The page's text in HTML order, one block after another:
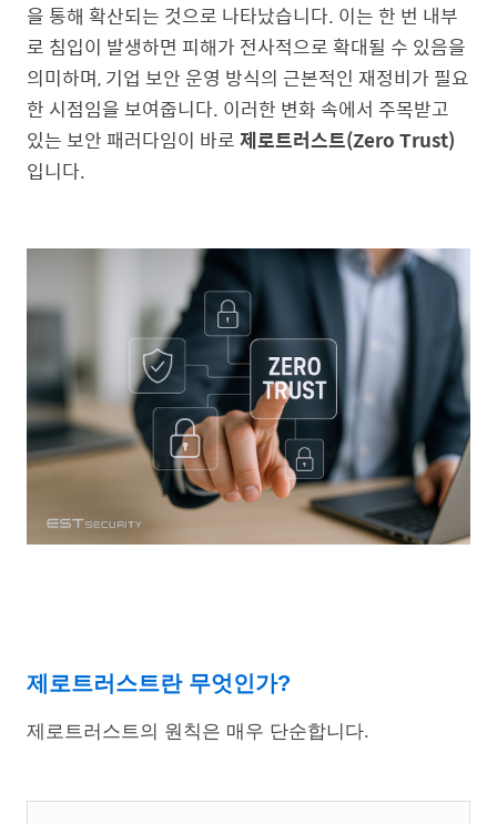
을 통해 확산되는 것으로 나타났습니다. 이는 한 번 내부
로 침입이 발생하면 피해가 전사적으로 확대될 수 있음을
의미하며, 기업 보안 운영 방식의 근본적인 재정비가 필요
한 시점임을 보여줍니다. 이러한 변화 속에서 주목받고
있는 보안 패러다임이 바로제로트러스트(Zero Trust)
입니다.
제로트러스트란 무엇인가?
제로트러스트의 원칙은 매우 단순합니다.